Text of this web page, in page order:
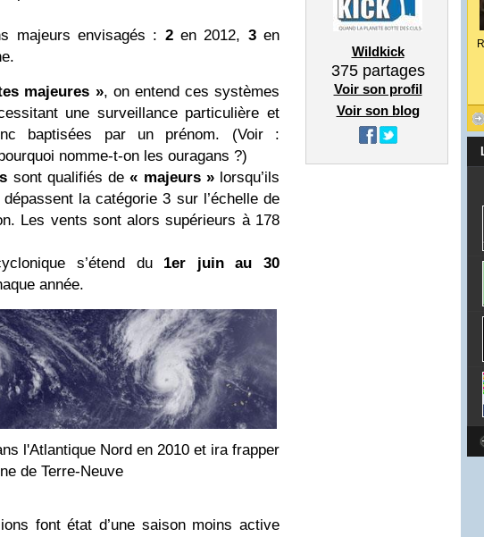
majeurs envisagés : 2en 2012, 3en
majeures », on entend ces systèmes
une surveillance particulière et
baptisées par un prénom. (Voir :
nomme-t-on les ouragans ?)
sont qualifiés de« majeurs »lorsqu’ils
la catégorie 3 sur l’échelle de
Les vents sont alors supérieurs à 178
s’étend du 1er juin au 30
année.
l'Atlantique Nord en 2010 et ira frapper
de Terre-Neuve
font état d’une saison moins active
Wildkick
375partages
Voir son profil
Voir son blog